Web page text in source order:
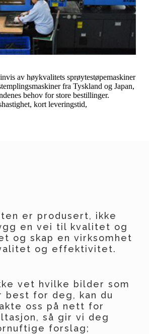
av høykvalitets sprøytestøpemaskiner
fra Tyskland og Japan,
behov for store bestillinger.
kort leveringstid,
er produsert, ikke
en vei til kvalitet og
og skap en virksomhet
og effektivitet.
vet hvilke bilder som
best for deg, kan du
oss på nett for
så gir vi deg
forslag;